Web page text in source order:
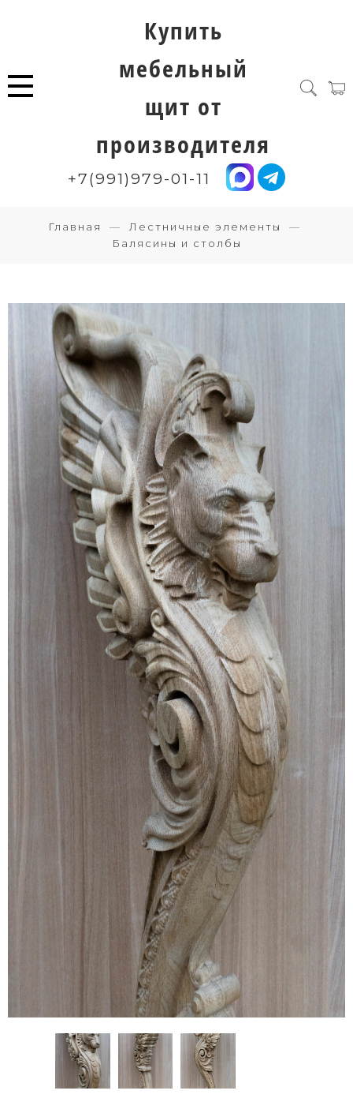
Купить
мебельный
щит от
производителя
+7(991)979-01-11
Главная
Лестничные элементы
Балясины и столбы